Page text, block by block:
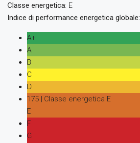
Classe energetica: E
Indice di performance energetica globale:
A+
A
B
C
D
175 | Classe energetica E
E
F
G